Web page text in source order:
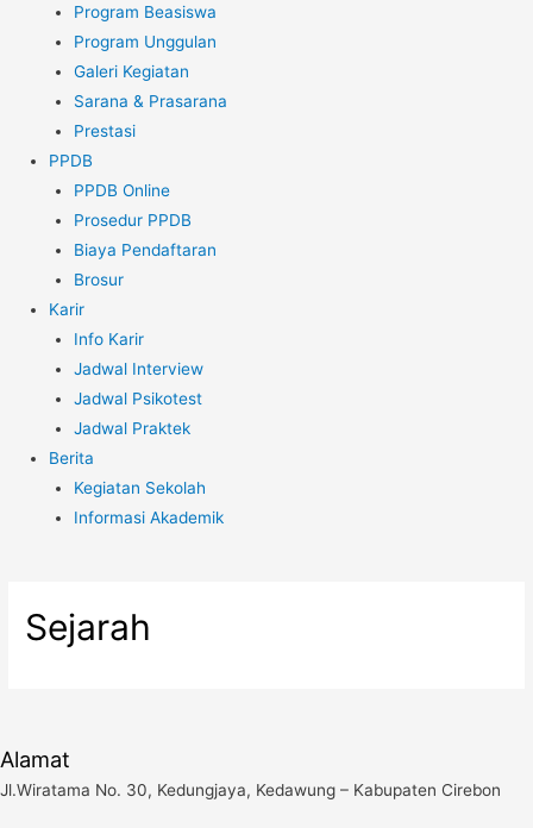
Program Beasiswa
Program Unggulan
Galeri Kegiatan
Sarana & Prasarana
Prestasi
PPDB
PPDB Online
Prosedur PPDB
Biaya Pendaftaran
Brosur
Karir
Info Karir
Jadwal Interview
Jadwal Psikotest
Jadwal Praktek
Berita
Kegiatan Sekolah
Informasi Akademik
Sejarah
Alamat
Jl.Wiratama No. 30, Kedungjaya, Kedawung – Kabupaten Cirebon